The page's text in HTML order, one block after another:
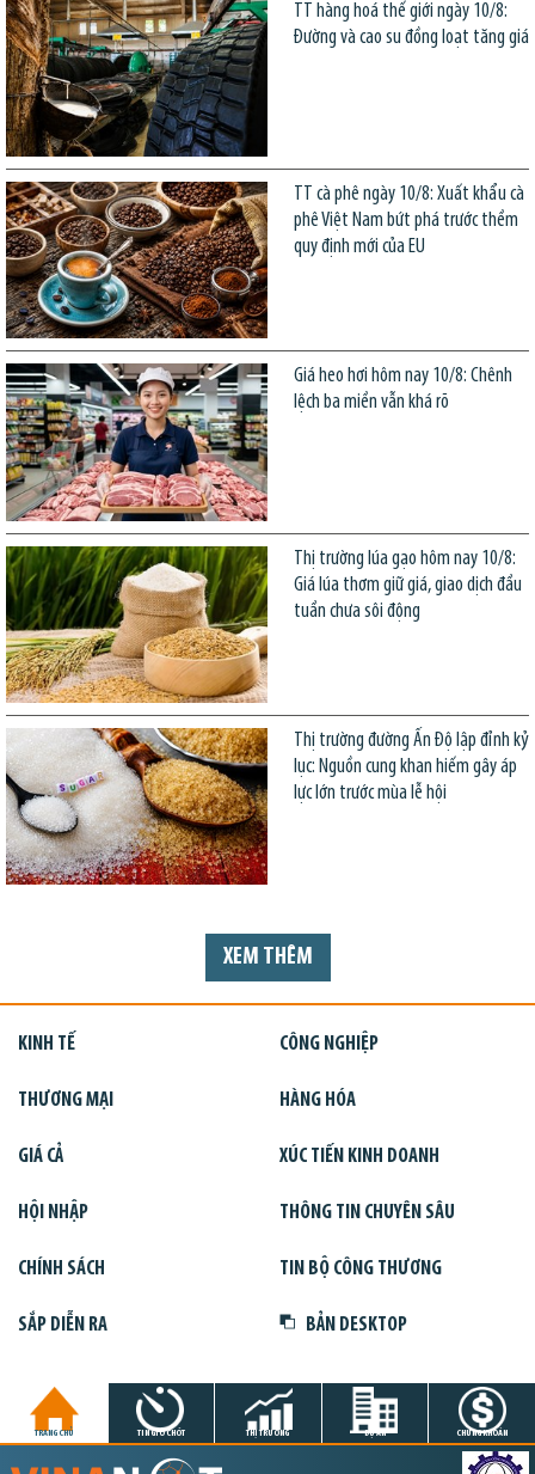
TT hàng hoá thế giới ngày 10/8:
Đường và cao su đồng loạt tăng giá
TT cà phê ngày 10/8: Xuất khẩu cà
phê Việt Nam bứt phá trước thềm
quy định mới của EU
Giá heo hơi hôm nay 10/8: Chênh
lệch ba miền vẫn khá rõ
Thị trường lúa gạo hôm nay 10/8:
Giá lúa thơm giữ giá, giao dịch đầu
tuần chưa sôi động
Thị trường đường Ấn Độ lập đỉnh kỷ
lục: Nguồn cung khan hiếm gây áp
lực lớn trước mùa lễ hội
XEM THÊM
KINH TẾ CÔNG NGHIỆP
THƯƠNG MẠI HÀNG HÓA
GIÁ CẢ XÚC TIẾN KINH DOANH
HỘI NHẬP THÔNG TIN CHUYÊN SÂU
CHÍNH SÁCH TIN BỘ CÔNG THƯƠNG
SẮP DIỄN RA BẢN DESKTOP
TRANG CHỦ TIN GIỜ CHÓT THỊ TRƯỜNG DỰ ÁN CHỨNG KHOÁN